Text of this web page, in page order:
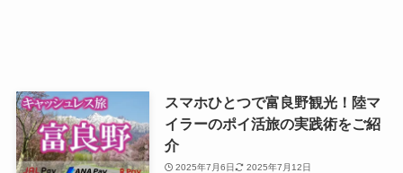
スマホひとつで富良野観光！陸マ
イラーのポイ活旅の実践術をご紹
介
2025年7月6日 2025年7月12日